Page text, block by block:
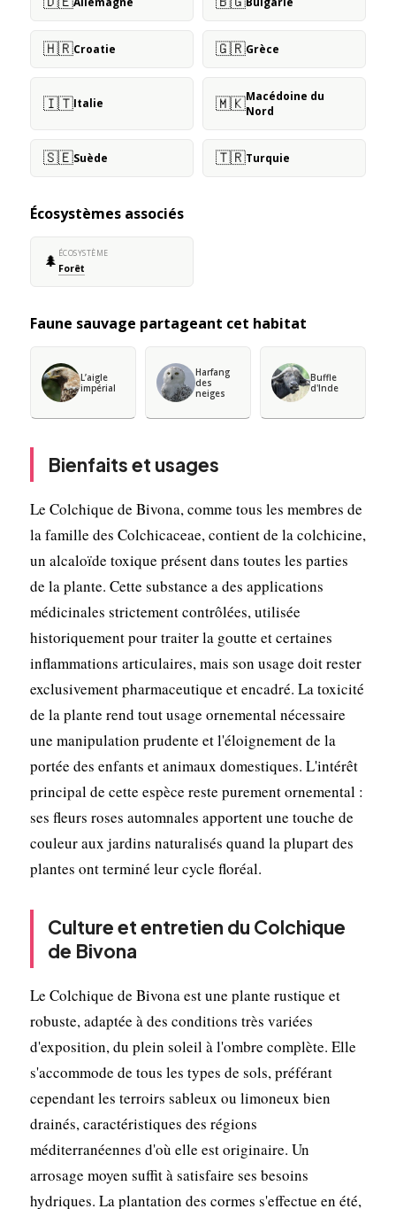
🇭🇷Croatie 🇬🇷Grèce
🇮🇹Italie 🇲🇰Macédoine du
Nord
🇸🇪Suède 🇹🇷Turquie
Écosystèmes associés
🌲 ÉCOSYSTÈME
Forêt
Faune sauvage partageant cet habitat
L’aigle
impérial
Harfang
des
neiges
Buffle
d'Inde
Bienfaits et usages
Le Colchique de Bivona, comme tous les membres de
la famille des Colchicaceae, contient de la colchicine,
un alcaloïde toxique présent dans toutes les parties
de la plante. Cette substance a des applications
médicinales strictement contrôlées, utilisée
historiquement pour traiter la goutte et certaines
inflammations articulaires, mais son usage doit rester
exclusivement pharmaceutique et encadré. La toxicité
de la plante rend tout usage ornemental nécessaire
une manipulation prudente et l'éloignement de la
portée des enfants et animaux domestiques. L'intérêt
principal de cette espèce reste purement ornemental :
ses fleurs roses automnales apportent une touche de
couleur aux jardins naturalisés quand la plupart des
plantes ont terminé leur cycle floréal.
Culture et entretien du Colchique
de Bivona
Le Colchique de Bivona est une plante rustique et
robuste, adaptée à des conditions très variées
d'exposition, du plein soleil à l'ombre complète. Elle
s'accommode de tous les types de sols, préférant
cependant les terroirs sableux ou limoneux bien
drainés, caractéristiques des régions
méditerranéennes d'où elle est originaire. Un
arrosage moyen suffit à satisfaire ses besoins
hydriques. La plantation des cormes s'effectue en été,